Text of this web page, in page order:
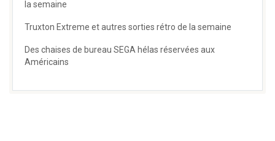
la semaine
Truxton Extreme et autres sorties rétro de la semaine
Des chaises de bureau SEGA hélas réservées aux
Américains